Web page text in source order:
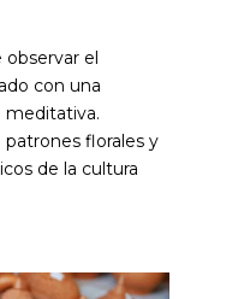
el
con una
meditativa.
florales y
de la cultura